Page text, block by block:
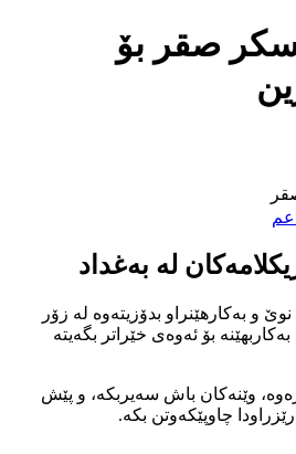
صقر بۆ
لە بەغداد
و بەکارهێنراو بدۆزیتەوە لە زۆر
بۆ ئەوەی خێراتر بگەیتە
وێنەکان باش سەیربکە، و پێش
چاوپێکەوتن بکە.